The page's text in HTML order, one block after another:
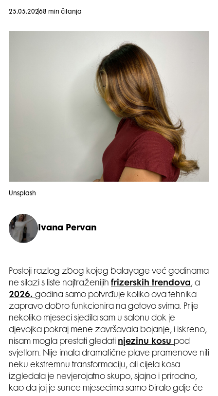
25.05.20268 min čitanja
Unsplash
Ivana Pervan
Postoji razlog zbog kojeg balayage već godinama
ne silazi s liste najtraženijih frizerskih trendova, a
2026. godina samo potvrđuje koliko ova tehnika
zapravo dobro funkcionira na gotovo svima. Prije
nekoliko mjeseci sjedila sam u salonu dok je
djevojka pokraj mene završavala bojanje, i iskreno,
nisam mogla prestati gledati njezinu kosu pod
svjetlom. Nije imala dramatične plave pramenove niti
neku ekstremnu transformaciju, ali cijela kosa
izgledala je nevjerojatno skupo, sjajno i prirodno,
kao da joj je sunce mjesecima samo biralo gdje će